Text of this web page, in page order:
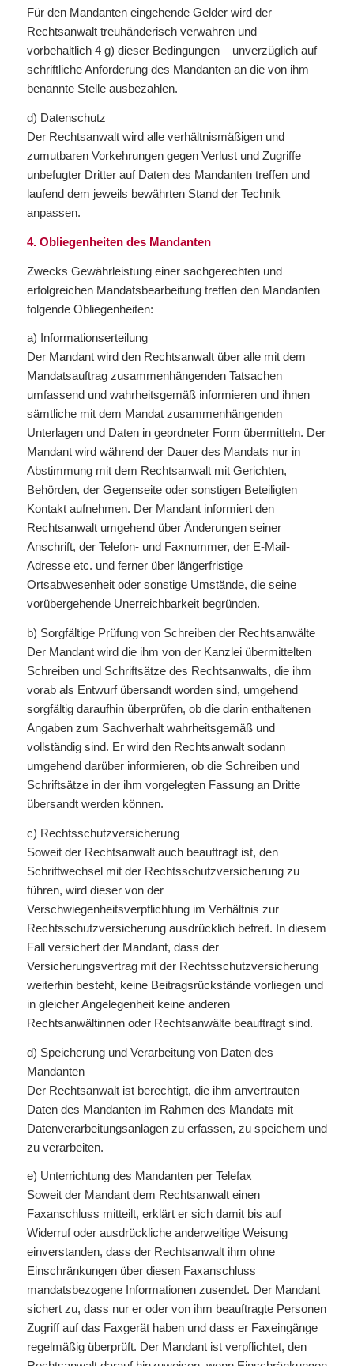
Für den Mandanten eingehende Gelder wird der
Rechtsanwalt treuhänderisch verwahren und –
vorbehaltlich 4 g) dieser Bedingungen – unverzüglich auf
schriftliche Anforderung des Mandanten an die von ihm
benannte Stelle ausbezahlen.
d) Datenschutz
Der Rechtsanwalt wird alle verhältnismäßigen und
zumutbaren Vorkehrungen gegen Verlust und Zugriffe
unbefugter Dritter auf Daten des Mandanten treffen und
laufend dem jeweils bewährten Stand der Technik
anpassen.
4. Obliegenheiten des Mandanten
Zwecks Gewährleistung einer sachgerechten und
erfolgreichen Mandatsbearbeitung treffen den Mandanten
folgende Obliegenheiten:
a) Informationserteilung
Der Mandant wird den Rechtsanwalt über alle mit dem
Mandatsauftrag zusammenhängenden Tatsachen
umfassend und wahrheitsgemäß informieren und ihnen
sämtliche mit dem Mandat zusammenhängenden
Unterlagen und Daten in geordneter Form übermitteln. Der
Mandant wird während der Dauer des Mandats nur in
Abstimmung mit dem Rechtsanwalt mit Gerichten,
Behörden, der Gegenseite oder sonstigen Beteiligten
Kontakt aufnehmen. Der Mandant informiert den
Rechtsanwalt umgehend über Änderungen seiner
Anschrift, der Telefon- und Faxnummer, der E-Mail-
Adresse etc. und ferner über längerfristige
Ortsabwesenheit oder sonstige Umstände, die seine
vorübergehende Unerreichbarkeit begründen.
b) Sorgfältige Prüfung von Schreiben der Rechtsanwälte
Der Mandant wird die ihm von der Kanzlei übermittelten
Schreiben und Schriftsätze des Rechtsanwalts, die ihm
vorab als Entwurf übersandt worden sind, umgehend
sorgfältig daraufhin überprüfen, ob die darin enthaltenen
Angaben zum Sachverhalt wahrheitsgemäß und
vollständig sind. Er wird den Rechtsanwalt sodann
umgehend darüber informieren, ob die Schreiben und
Schriftsätze in der ihm vorgelegten Fassung an Dritte
übersandt werden können.
c) Rechtsschutzversicherung
Soweit der Rechtsanwalt auch beauftragt ist, den
Schriftwechsel mit der Rechtsschutzversicherung zu
führen, wird dieser von der
Verschwiegenheitsverpflichtung im Verhältnis zur
Rechtsschutzversicherung ausdrücklich befreit. In diesem
Fall versichert der Mandant, dass der
Versicherungsvertrag mit der Rechtsschutzversicherung
weiterhin besteht, keine Beitragsrückstände vorliegen und
in gleicher Angelegenheit keine anderen
Rechtsanwältinnen oder Rechtsanwälte beauftragt sind.
d) Speicherung und Verarbeitung von Daten des
Mandanten
Der Rechtsanwalt ist berechtigt, die ihm anvertrauten
Daten des Mandanten im Rahmen des Mandats mit
Datenverarbeitungsanlagen zu erfassen, zu speichern und
zu verarbeiten.
e) Unterrichtung des Mandanten per Telefax
Soweit der Mandant dem Rechtsanwalt einen
Faxanschluss mitteilt, erklärt er sich damit bis auf
Widerruf oder ausdrückliche anderweitige Weisung
einverstanden, dass der Rechtsanwalt ihm ohne
Einschränkungen über diesen Faxanschluss
mandatsbezogene Informationen zusendet. Der Mandant
sichert zu, dass nur er oder von ihm beauftragte Personen
Zugriff auf das Faxgerät haben und dass er Faxeingänge
regelmäßig überprüft. Der Mandant ist verpflichtet, den